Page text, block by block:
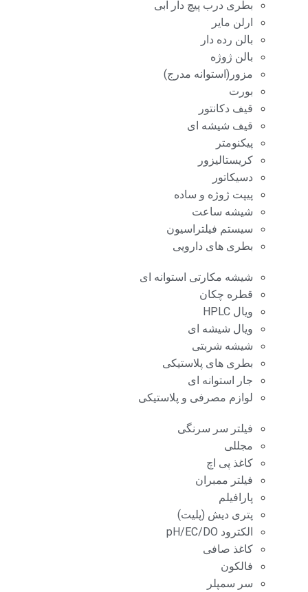
بطری درب پیچ دار آبی
ارلن مایر
بالن رده دار
بالن ژوژه
مزور(استوانه مدرج)
بورت
قیف دکانتور
قیف شیشه ای
پیکنومتر
کریستالیزور
دسیکاتور
پیپت ژوژه و ساده
شیشه ساعت
سیستم فیلتراسیون
بطری های دارویی
شیشه مکارتی استوانه ای
قطره چکان
ویال HPLC
ویال شیشه ای
شیشه شربتی
بطری های پلاستیکی
جار استوانه ای
لوازم مصرفی و پلاستیکی
فیلتر سر سرنگی
مجللی
کاغذ پی اچ
فیلتر ممبران
پارافیلم
پتری دیش (پلیت)
الکترود pH/EC/DO
کاغذ صافی
فالکون
سر سمپلر